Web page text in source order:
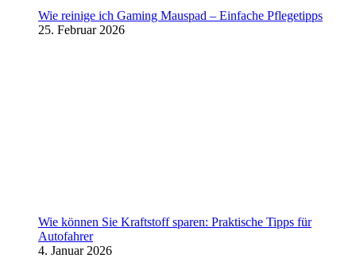
Wie reinige ich Gaming Mauspad – Einfache Pflegetipps
25. Februar 2026
Wie können Sie Kraftstoff sparen: Praktische Tipps für
Autofahrer
4. Januar 2026